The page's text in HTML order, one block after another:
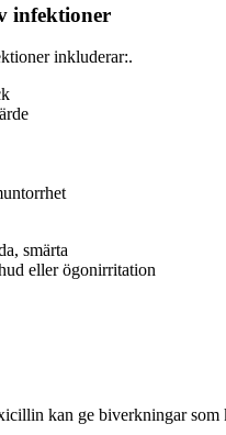
infektioner
inkluderar:.
smärta
eller ögonirritation
kan ge biverkningar